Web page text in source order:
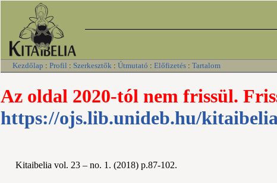
Kezdőlap : Profil : Szerkesztők : Útmutató : Előfizetés : Tartalom
Az oldal 2020-tól nem frissül.
https://ojs.lib.unideb.hu/
Kitaibelia vol. 23 – no. 1. (2018) p.87-102.